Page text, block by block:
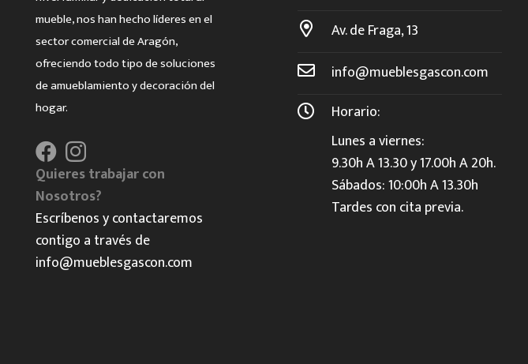
mueble, nos han hecho líderes en el
sector comercial de Aragón,
ofreciendo todo tipo de soluciones
de amueblamiento y decoración del
hogar.
Quieres trabajar con
Nosotros?
Escríbenos y contactaremos
contigo a través de
info@mueblesgascon.com
Av. de Fraga, 13
info@mueblesgascon.com
Horario:
Lunes a viernes:
9.30h A 13.30 y 17.00h A 20h.
Sábados: 10:00h A 13.30h
Tardes con cita previa.